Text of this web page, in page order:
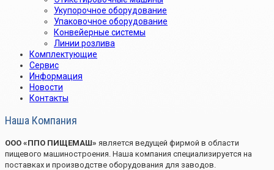
Укупорочное оборудование
Упаковочное оборудование
Конвейерные системы
Линии розлива
Комплектующие
Сервис
Информация
Новости
Контакты
Наша Компания
OOO «ППО ПИЩЕМАШ» является ведущей фирмой в области
пищевого машиностроения. Наша компания специализируется на
поставках и производстве оборудования для заводов.